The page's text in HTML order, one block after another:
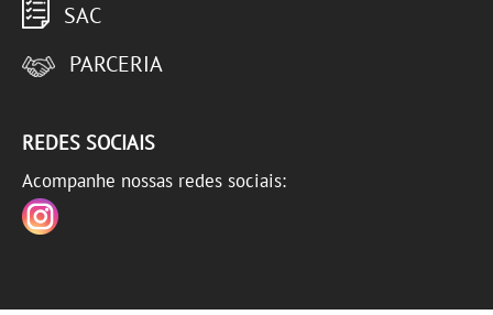
SAC
PARCERIA
REDES SOCIAIS
Acompanhe nossas redes sociais: